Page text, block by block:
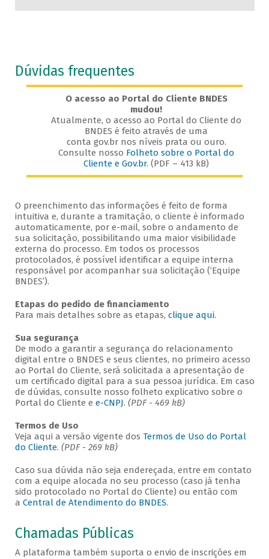
Dúvidas frequentes
O acesso ao Portal do Cliente BNDES
mudou!
Atualmente, o acesso ao Portal do Cliente do
BNDES é feito através de uma
conta gov.br nos níveis prata ou ouro.
Consulte nosso Folheto sobre o Portal do
Cliente e Gov.br. (PDF – 413 kB)
O preenchimento das informações é feito de forma
intuitiva e, durante a tramitação, o cliente é informado
automaticamente, por e-mail, sobre o andamento de
sua solicitação, possibilitando uma maior visibilidade
externa do processo. Em todos os processos
protocolados, é possível identificar a equipe interna
responsável por acompanhar sua solicitação (‘Equipe
BNDES’).
Etapas do pedido de financiamento
Para mais detalhes sobre as etapas, clique aqui.
Sua segurança
De modo a garantir a segurança do relacionamento
digital entre o BNDES e seus clientes, no primeiro acesso
ao Portal do Cliente, será solicitada a apresentação de
um certificado digital para a sua pessoa jurídica. Em caso
de dúvidas, consulte nosso folheto explicativo sobre o
Portal do Cliente e e-CNPJ. (PDF - 469 kB)
Termos de Uso
Veja aqui a versão vigente dos Termos de Uso do Portal
do Cliente. (PDF - 269 kB)
Caso sua dúvida não seja endereçada, entre em contato
com a equipe alocada no seu processo (caso já tenha
sido protocolado no Portal do Cliente) ou então com
a Central de Atendimento do BNDES.
Chamadas Públicas
A plataforma também suporta o envio de inscrições em